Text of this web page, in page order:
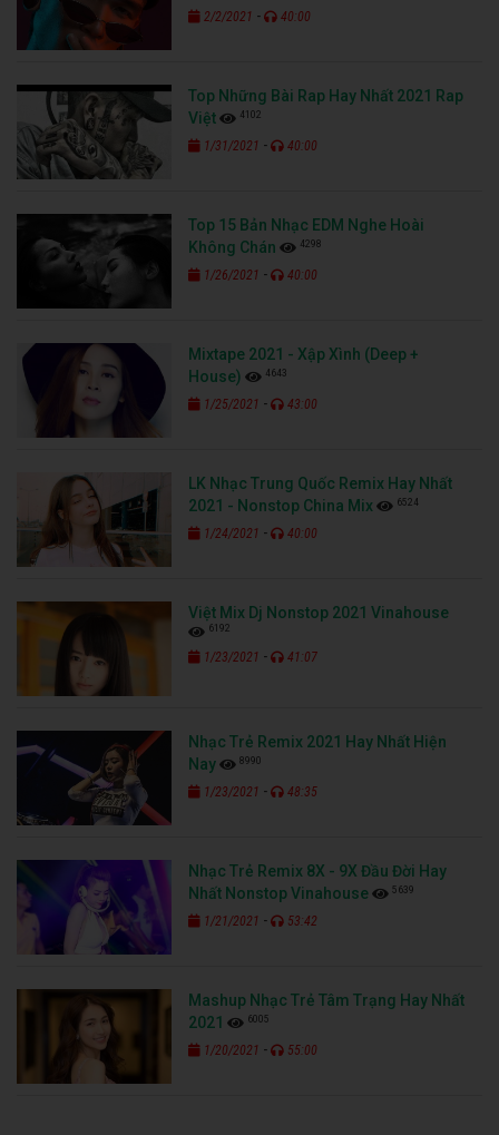
2/2/2021 - 40:00
Top Những Bài Rap Hay Nhất 2021 Rap
Việt
4102
1/31/2021 - 40:00
Top 15 Bản Nhạc EDM Nghe Hoài
Không Chán
4298
1/26/2021 - 40:00
Mixtape 2021 - Xập Xình (Deep +
House)
4643
1/25/2021 - 43:00
LK Nhạc Trung Quốc Remix Hay Nhất
2021 - Nonstop China Mix
6524
1/24/2021 - 40:00
Việt Mix Dj Nonstop 2021 Vinahouse
6192
1/23/2021 - 41:07
Nhạc Trẻ Remix 2021 Hay Nhất Hiện
Nay
8990
1/23/2021 - 48:35
Nhạc Trẻ Remix 8X - 9X Đầu Đời Hay
Nhất Nonstop Vinahouse
5639
1/21/2021 - 53:42
Mashup Nhạc Trẻ Tâm Trạng Hay Nhất
2021
6005
1/20/2021 - 55:00